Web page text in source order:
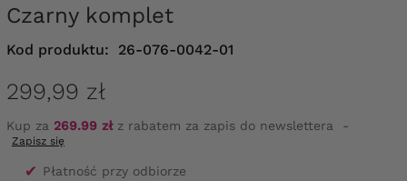
Czarny komplet
Kod produktu: 26-076-0042-01
299,99 zł
Kup za 269.99 złz rabatem za zapis do newslettera -
Zapisz się
✔ Płatność przy odbiorze